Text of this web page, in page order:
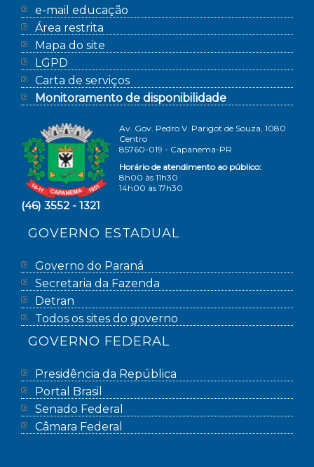
e-mail educação
Área restrita
Mapa do site
LGPD
Carta de serviços
Monitoramento de disponibilidade
Av. Gov. Pedro V. Parigot de Souza, 1080
Centro
85760-019 - Capanema-PR
Horário de atendimento ao público:
8h00 às 11h30
14h00 às 17h30
(46) 3552 - 1321
GOVERNO ESTADUAL
Governo do Paraná
Secretaria da Fazenda
Detran
Todos os sites do governo
GOVERNO FEDERAL
Presidência da República
Portal Brasil
Senado Federal
Câmara Federal